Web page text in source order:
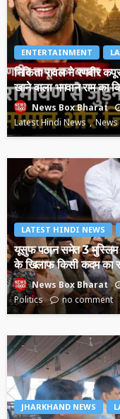
ENTERTAINMENT
निकिता रावल ने रणबीर
खाने वाला भगवान राम का
News Box Bharat
Latest Hindi News
News
LATEST HINDI NEWS
यूसुफ पठान समेत 3 मुस्लिम
के खिलाफ किसी कदम का
News Box Bharat
Politics
no comment
JHARKHAND NEWS